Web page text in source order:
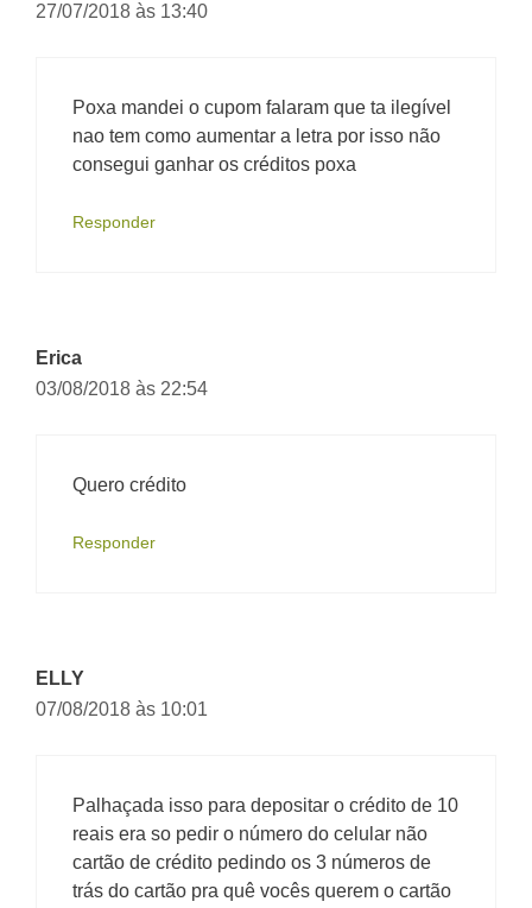
27/07/2018 às 13:40
Poxa mandei o cupom falaram que ta ilegível
nao tem como aumentar a letra por isso não
consegui ganhar os créditos poxa
Responder
Erica
03/08/2018 às 22:54
Quero crédito
Responder
ELLY
07/08/2018 às 10:01
Palhaçada isso para depositar o crédito de 10
reais era so pedir o número do celular não
cartão de crédito pedindo os 3 números de
trás do cartão pra quê vocês querem o cartão